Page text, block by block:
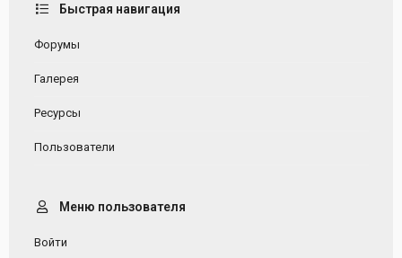
Быстрая навигация
Форумы
Галерея
Ресурсы
Пользователи
Меню пользователя
Войти